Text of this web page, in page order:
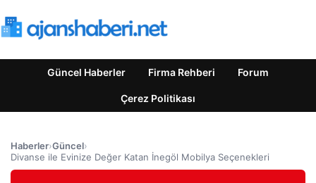
Güncel Haberler Firma Rehberi Forum
Çerez Politikası
Haberler›Güncel›
Divanse ile Evinize Değer Katan İnegöl Mobilya Seçenekleri